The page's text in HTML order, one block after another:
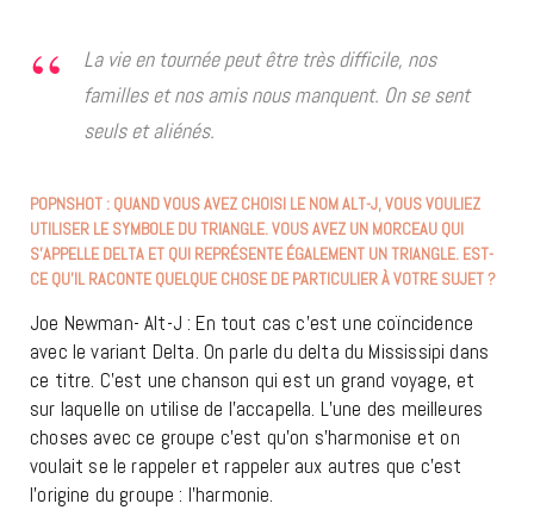
La vie en tournée peut être très difficile, nos
familles et nos amis nous manquent. On se sent
seuls et aliénés.
POPNSHOT : QUAND VOUS AVEZ CHOISI LE NOM ALT-J, VOUS VOULIEZ
UTILISER LE SYMBOLE DU TRIANGLE. VOUS AVEZ UN MORCEAU QUI
S’APPELLE DELTA ET QUI REPRÉSENTE ÉGALEMENT UN TRIANGLE. EST-
CE QU’IL RACONTE QUELQUE CHOSE DE PARTICULIER À VOTRE SUJET ?
Joe Newman- Alt-J : En tout cas c’est une coïncidence
avec le variant Delta. On parle du delta du Mississipi dans
ce titre. C’est une chanson qui est un grand voyage, et
sur laquelle on utilise de l’accapella. L’une des meilleures
choses avec ce groupe c’est qu’on s’harmonise et on
voulait se le rappeler et rappeler aux autres que c’est
l’origine du groupe : l’harmonie.